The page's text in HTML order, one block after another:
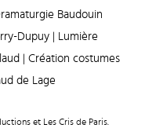
Baudouin
Dupuy | Lumière
| Création costumes
de Lage
et Les Cris de Paris.